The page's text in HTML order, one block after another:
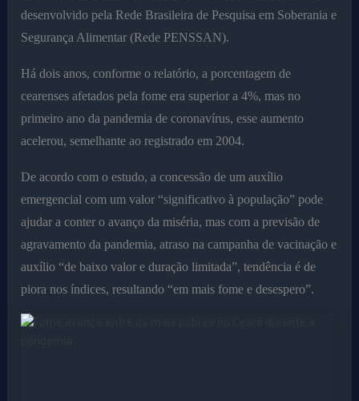
desenvolvido pela Rede Brasileira de Pesquisa em Soberania e
Segurança Alimentar (Rede PENSSAN).
Há dois anos, conforme o relatório, a porcentagem de
cearenses afetados pela fome era superior a 4%, mas no
primeiro ano da pandemia de coronavírus, esse aumento
acelerou, semelhante ao registrado em 2004.
De acordo com o estudo, a concessão de um auxílio
emergencial com um valor “significativo à população” pode
ajudar a conter o avanço da miséria, mas com a previsão de
agravamento da pandemia, atraso na campanha de vacinação e
auxílio “de baixo valor e duração limitada”, tendência é de
piora nos índices, resultando “em mais fome e desespero”.